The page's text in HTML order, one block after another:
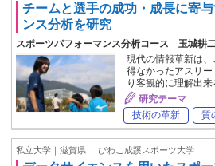
チームと選手の成功・成長に寄
ンス分析を研究
スポーツパフォーマンス分析コース 玉城耕
現代の情報革新は
得なかったアスリ
り客観的に理解出
研究テーマ
技術の革新
質
私立大学｜滋賀県 びわこ成蹊スポーツ大学